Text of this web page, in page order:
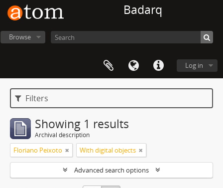
Badarq
Browse
Log in
Filters
Showing 1 results
Archival description
Floriano Peixoto With digital objects
Advanced search options